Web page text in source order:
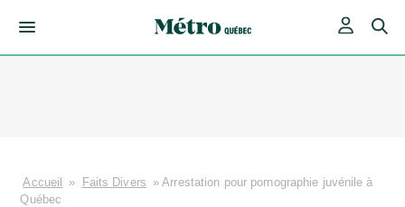
Accueil » Faits Divers »Arrestation pour pornographie juvénile à
Québec